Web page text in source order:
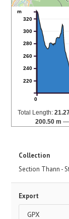
0
220
240
260
280
300
320
m
Total Length:
200.50 m
Collection
Section Thann -
Export